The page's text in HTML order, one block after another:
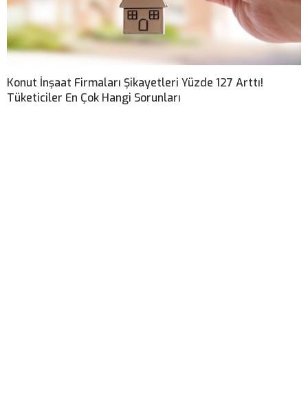
Konut İnşaat Firmaları Şikayetleri Yüzde 127 Arttı!
Tüketiciler En Çok Hangi Sorunları